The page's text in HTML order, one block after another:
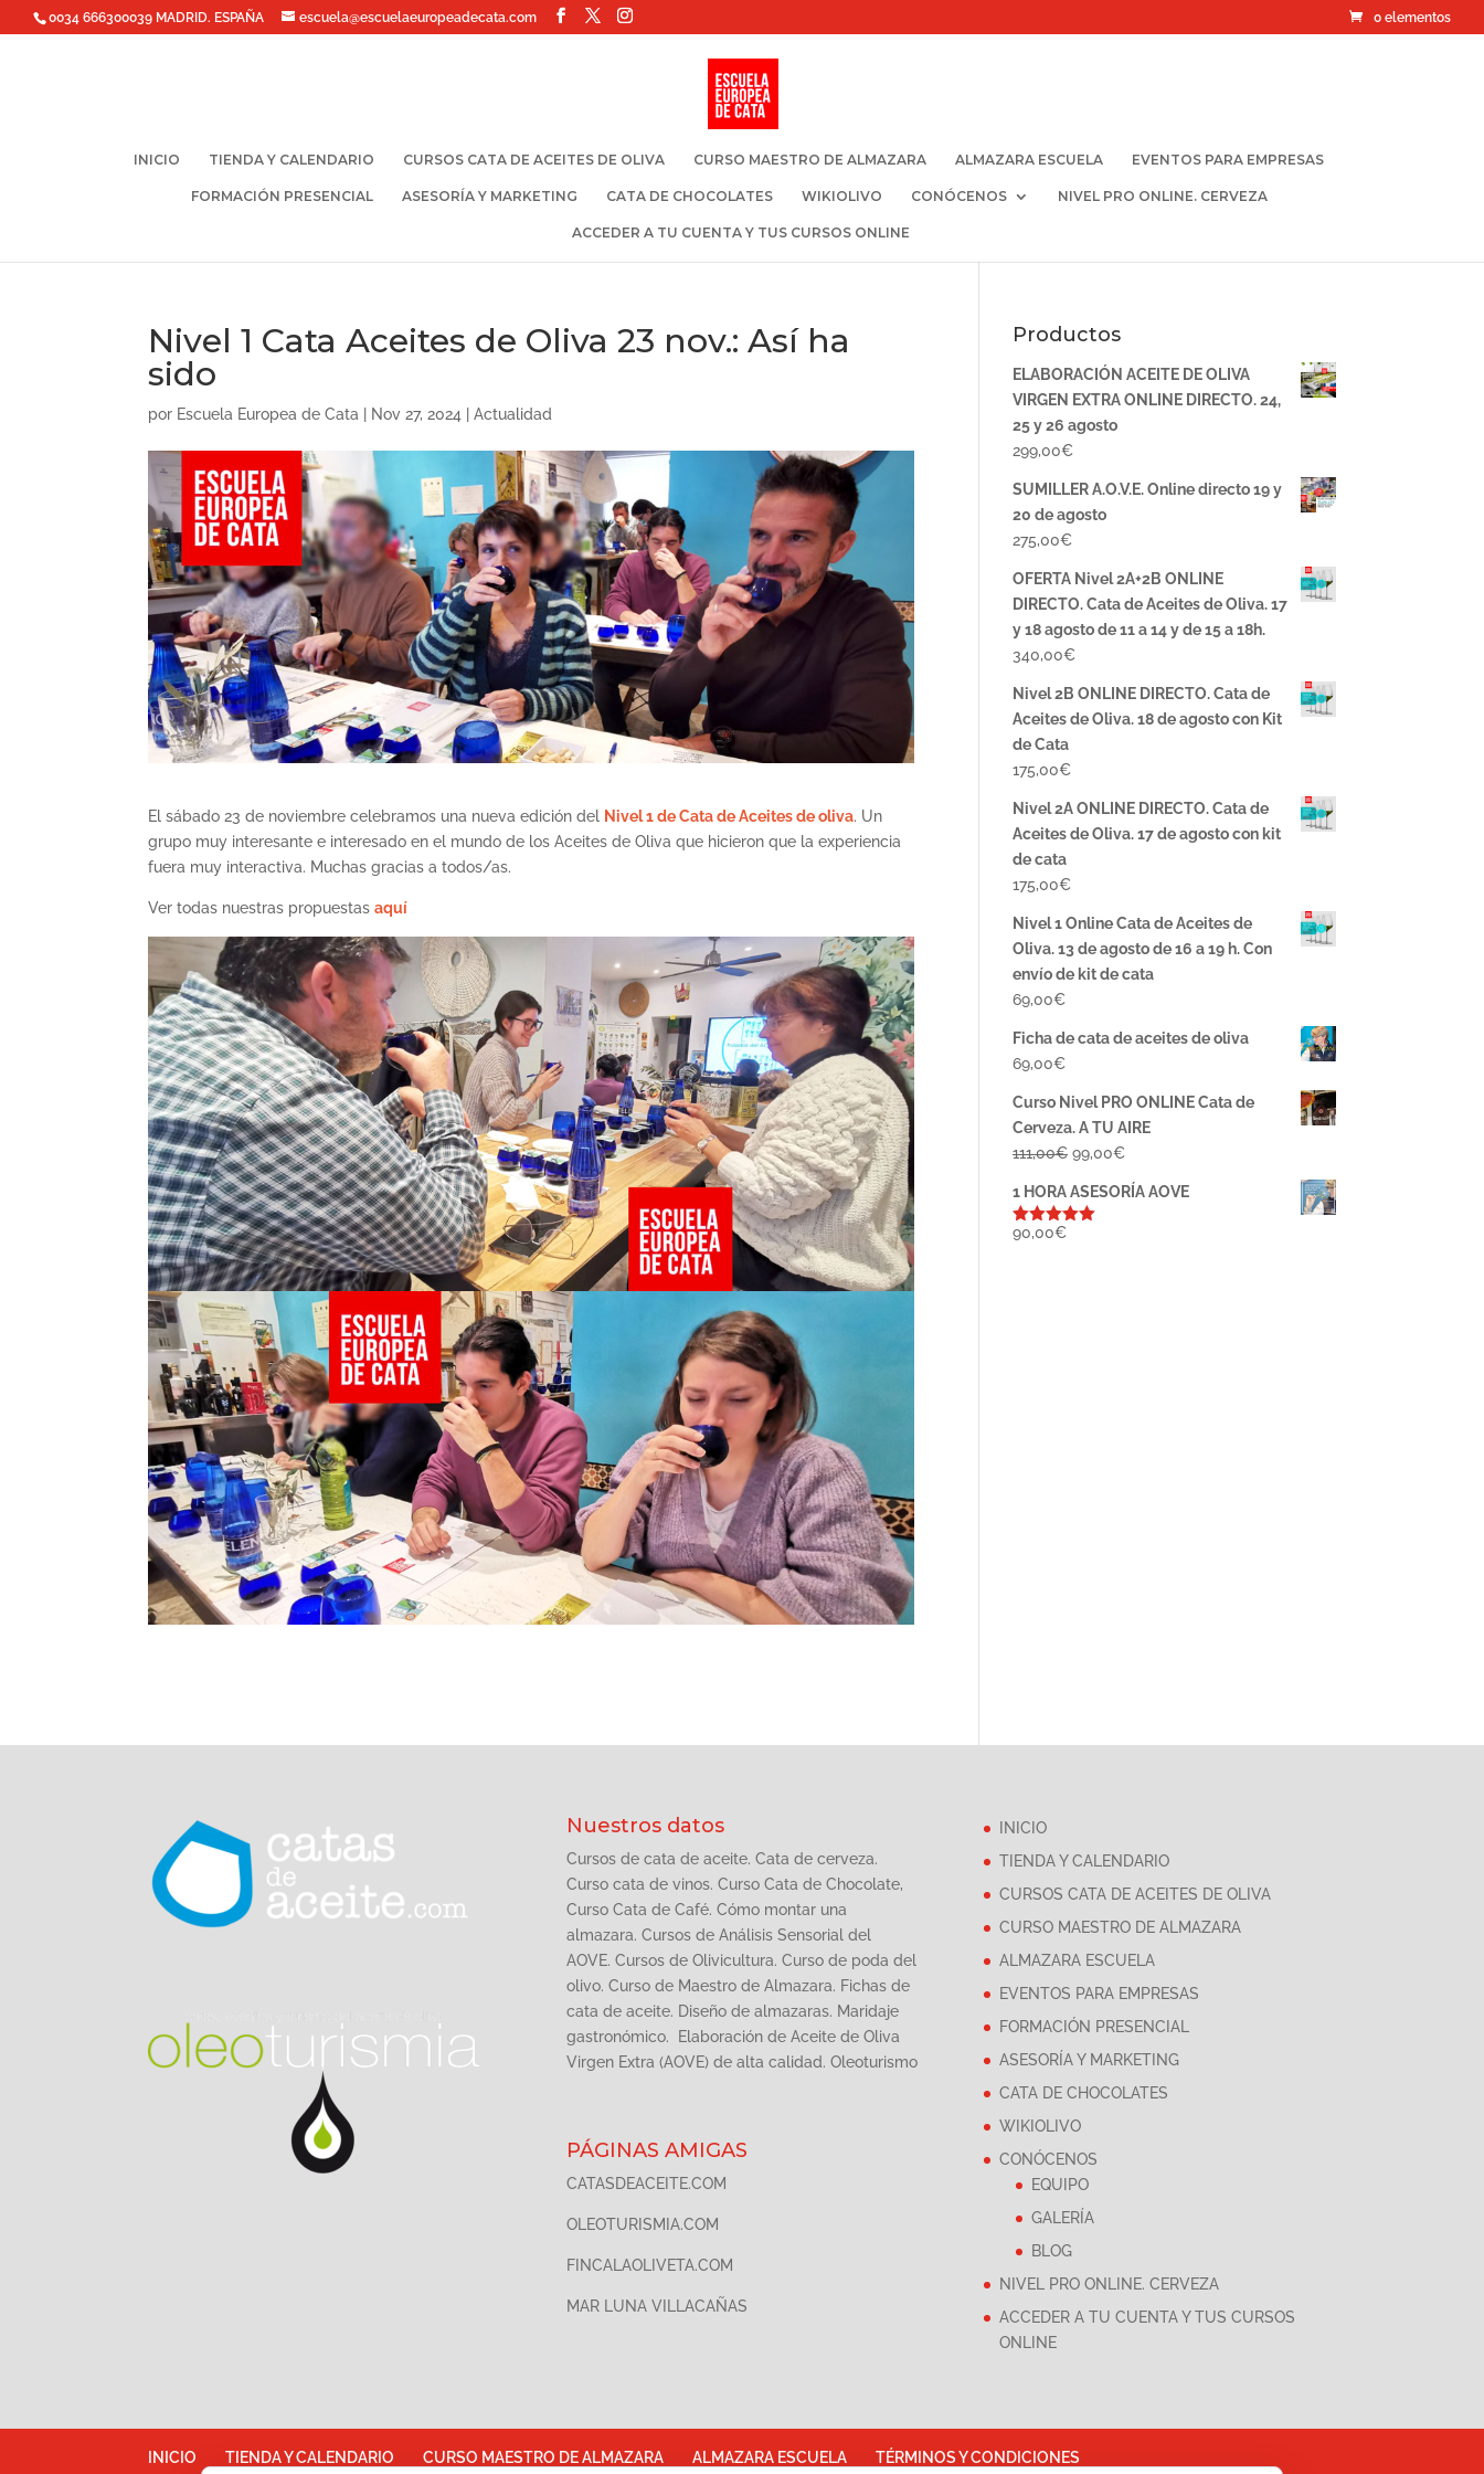
0034 666300039 MADRID. ESPAÑA escuela@escuelaeuropeadecata.com 0 elementos
INICIO TIENDA Y CALENDARIO CURSOS CATA DE ACEITES DE OLIVA CURSO MAESTRO DE ALMAZARA ALMAZARA ESCUELA EVENTOS PARA EMPRESAS
FORMACIÓN PRESENCIAL ASESORÍA Y MARKETING CATA DE CHOCOLATES WIKIOLIVO CONÓCENOS NIVEL PRO ONLINE. CERVEZA
ACCEDER A TU CUENTA Y TUS CURSOS ONLINE
Nivel 1 Cata Aceites de Oliva 23 nov.: Así ha
sido
por Escuela Europea de Cata Nov 27, 2024 |Actualidad
El sábado 23 de noviembre celebramos una nueva edición del Nivel 1 de Cata de Aceites de oliva. Un
grupo muy interesante e interesado en el mundo de los Aceites de Oliva que hicieron que la experiencia
fuera muy interactiva. Muchas gracias a todos/as.
Ver todas nuestras propuestasaquí
Productos
ELABORACIÓN ACEITE DE OLIVA
VIRGEN EXTRA ONLINE DIRECTO. 24,
25 y 26 agosto
299,00€
SUMILLER A.O.V.E. Online directo 19 y
20 de agosto
275,00€
OFERTA Nivel 2A+2B ONLINE
DIRECTO. Cata de Aceites de Oliva. 17
y 18 agosto de 11 a 14 y de 15 a 18h.
340,00€
Nivel 2B ONLINE DIRECTO. Cata de
Aceites de Oliva. 18 de agosto con Kit
de Cata
175,00€
Nivel 2A ONLINE DIRECTO. Cata de
Aceites de Oliva. 17 de agosto con kit
de cata
175,00€
Nivel 1 Online Cata de Aceites de
Oliva. 13 de agosto de 16 a 19 h. Con
envío de kit de cata
69,00€
Ficha de cata de aceites de oliva
69,00€
Curso Nivel PRO ONLINE Cata de
Cerveza. A TU AIRE
111,00€ El
original
99,00€El
actual
1 HORA ASESORÍA AOVE
Valorado
90,00€
Nuestros datos
Cursos de cata de aceite. Cata de cerveza.
Curso cata de vinos. Curso Cata de Chocolate,
Curso Cata de Café. Cómo montar una
almazara. Cursos de Análisis Sensorial del
AOVE. Cursos de Olivicultura. Curso de poda del
olivo. Curso de Maestro de Almazara. Fichas de
cata de aceite. Diseño de almazaras. Maridaje
gastronómico. Elaboración de Aceite de Oliva
Virgen Extra (AOVE) de alta calidad. Oleoturismo
PÁGINAS AMIGAS
CATASDEACEITE.COM
OLEOTURISMIA.COM
FINCALAOLIVETA.COM
MAR LUNA VILLACAÑAS
INICIO
TIENDA Y CALENDARIO
CURSOS CATA DE ACEITES DE OLIVA
CURSO MAESTRO DE ALMAZARA
ALMAZARA ESCUELA
EVENTOS PARA EMPRESAS
FORMACIÓN PRESENCIAL
ASESORÍA Y MARKETING
CATA DE CHOCOLATES
WIKIOLIVO
CONÓCENOS
EQUIPO
GALERÍA
BLOG
NIVEL PRO ONLINE. CERVEZA
ACCEDER A TU CUENTA Y TUS CURSOS
ONLINE
INICIO TIENDA Y CALENDARIO CURSO MAESTRO DE ALMAZARA ALMAZARA ESCUELA TÉRMINOS Y CONDICIONES